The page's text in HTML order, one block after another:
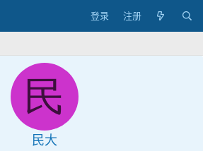
登录 注册
民
民大